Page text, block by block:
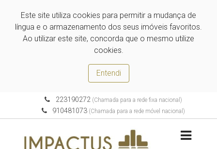
Este site utiliza cookies para permitir a mudança de
língua e o armazenamento dos seus imóveis favoritos.
Ao utilizar este site, concorda que o mesmo utilize
cookies.
Entendi
223190272(Chamada para a rede fixa nacional)
910481073 (Chamada para a rede móvel nacional)